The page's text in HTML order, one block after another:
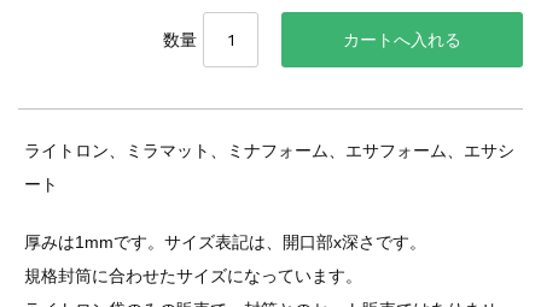
数量
ライトロン、ミラマット、ミナフォーム、エサフォーム、エサシ
ート
厚みは1mmです。サイズ表記は、開口部x深さです。
規格封筒に合わせたサイズになっています。